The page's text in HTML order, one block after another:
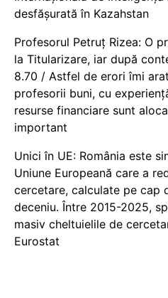
desfășurată în Kazahstan
Profesorul Petruț Rizea: O
la Titularizare, iar după
8.70 / Astfel de erori îmi
profesorii buni, cu
resurse financiare sunt
important
Unici în UE: România este
Uniune Europeană care a
cercetare, calculate pe cap
deceniu. Între 2015-2025,
masiv cheltuielile de
Eurostat